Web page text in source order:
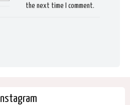
the next time I comment.
Instagram